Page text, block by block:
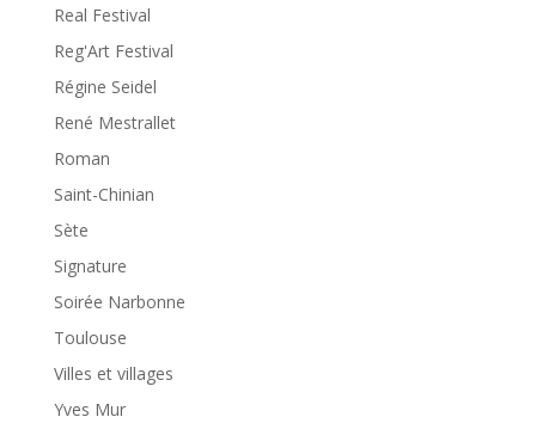
Real Festival
Reg'Art Festival
Régine Seidel
René Mestrallet
Roman
Saint-Chinian
Sète
Signature
Soirée Narbonne
Toulouse
Villes et villages
Yves Mur